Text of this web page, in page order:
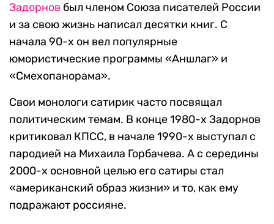
Задорнов был членом Союза писателей России
и за свою жизнь написал десятки книг. С
начала 90-х он вел популярные
юмористические программы «Аншлаг» и
«Смехопанорама».
Свои монологи сатирик часто посвящал
политическим темам. В конце 1980-х Задорнов
критиковал КПСС, в начале 1990-х выступал с
пародией на Михаила Горбачева. А с середины
2000-х основной целью его сатиры стал
«американский образ жизни» и то, как ему
подражают россияне.